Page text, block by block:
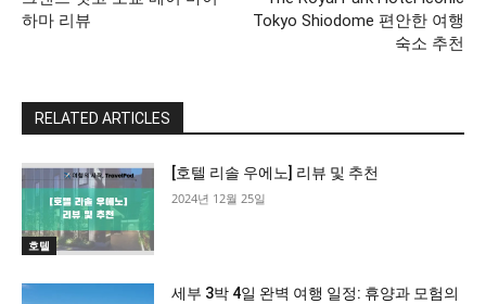
하마 리뷰
Tokyo Shiodome 편안한 여행
숙소 추천
RELATED ARTICLES
호텔
[호텔 리솔 우에노] 리뷰 및 추천
2024년 12월 25일
세부 3박 4일 완벽 여행 일정: 휴양과 모험의